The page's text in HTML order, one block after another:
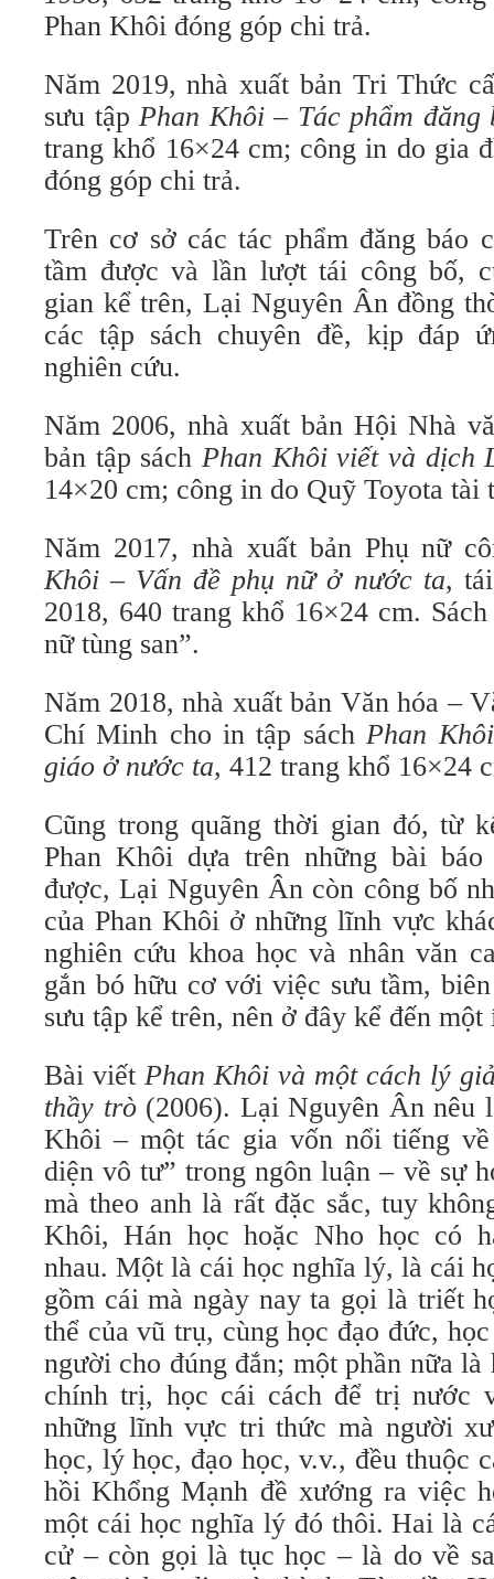
Phan Khôi đóng góp chi trả.
Năm 2019, nhà xuất bản Tri Thức
sưu tập Phan Khôi – Tác phẩm đăng
trang khổ 16×24 cm; công in do gia
đóng góp chi trả.
Trên cơ sở các tác phẩm đăng báo
tầm được và lần lượt tái công bố,
gian kể trên, Lại Nguyên Ân đồng
các tập sách chuyên đề, kịp đáp
nghiên cứu.
Năm 2006, nhà xuất bản Hội Nhà
bản tập sách Phan Khôi viết và dịch
14×20 cm; công in do Quỹ Toyota tài
Năm 2017, nhà xuất bản Phụ nữ
Khôi – Vấn đề phụ nữ ở nước ta,
2018, 640 trang khổ 16×24 cm.
nữ tùng san”.
Năm 2018, nhà xuất bản Văn hóa –
Chí Minh cho in tập sáchPhan
giáo ở nước ta, 412 trang khổ 16×24
Cũng trong quãng thời gian đó, từ
Phan Khôi dựa trên những bài
được, Lại Nguyên Ân còn công bố
của Phan Khôi ở những lĩnh vực
nghiên cứu khoa học và nhân văn
gắn bó hữu cơ với việc sưu tầm,
sưu tập kể trên, nên ở đây kể đến
Bài viết Phan Khôi và một cách lý
thầy trò(2006). Lại Nguyên Ân nêu
Khôi – một tác gia vốn nổi tiếng
diện vô tư” trong ngôn luận – về sự
mà theo anh là rất đặc sắc, tuy
Khôi, Hán học hoặc Nho học có
nhau. Một là cái học nghĩa lý, là cái
gồm cái mà ngày nay ta gọi là triết
thể của vũ trụ, cùng học đạo đức,
người cho đúng đắn; một phần nữa
chính trị, học cái cách để trị nước
những lĩnh vực tri thức mà người
học, lý học, đạo học, v.v., đều thuộc
hồi Khổng Mạnh đề xướng ra việc
một cái học nghĩa lý đó thôi. Hai là
cử – còn gọi là tục học – là do về